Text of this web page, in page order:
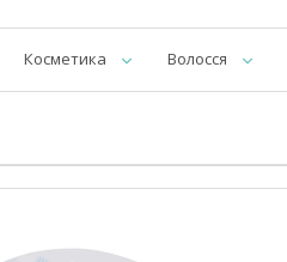
Косметика Волосся